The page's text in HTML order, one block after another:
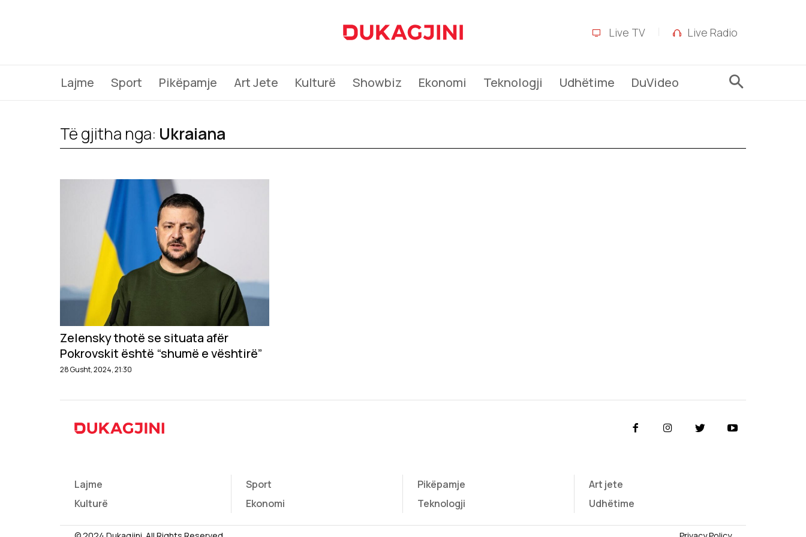
Live TV Live Radio
Lajme Sport Pikëpamje Art Jete Kulturë Showbiz Ekonomi Teknologji Udhëtime DuVideo
Të gjitha nga: Ukraiana
Zelensky thotë se situata afër
Pokrovskit është “shumë e vështirë”
28 Gusht, 2024, 21:30
Lajme
Kulturë
Sport
Ekonomi
Pikëpamje
Teknologji
Art jete
Udhëtime